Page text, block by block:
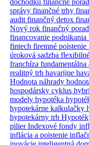
správy finančné trhy
audit finančný detox
Nový rok finančný
financovanie podnikania
fintech firemné poistenie
úroková sadzba
franchíza fundamentálna
realitný trh havarijne
Hodnota náhrady
hospodársky cyklus
modely hypotéka
hypotekárne kalkulačky
hypotekárny trh
pilierIndexové fondy
inflácia a poistenie